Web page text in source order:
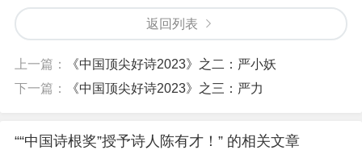
返回列表
上一篇：
《中国顶尖好诗2023》之二：严小妖
下一篇：
《中国顶尖好诗2023》之三：严力
““中国诗根奖”授予诗人陈有才！” 的相关文章